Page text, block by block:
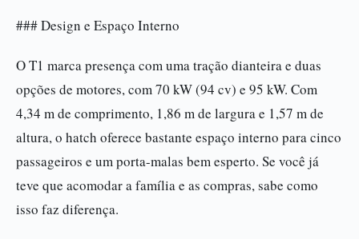
### Design e Espaço Interno
O T1 marca presença com uma tração dianteira e duas
opções de motores, com 70 kW (94 cv) e 95 kW. Com
4,34 m de comprimento, 1,86 m de largura e 1,57 m de
altura, o hatch oferece bastante espaço interno para cinco
passageiros e um porta-malas bem esperto. Se você já
teve que acomodar a família e as compras, sabe como
isso faz diferença.